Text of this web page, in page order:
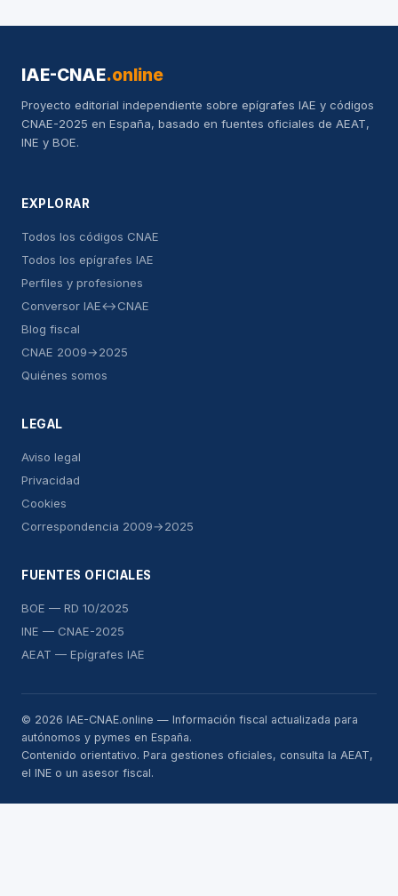
IAE-CNAE.online
Proyecto editorial independiente sobre epígrafes IAE y códigos
CNAE-2025 en España, basado en fuentes oficiales de AEAT,
INE y BOE.
EXPLORAR
Todos los códigos CNAE
Todos los epígrafes IAE
Perfiles y profesiones
Conversor IAE↔CNAE
Blog fiscal
CNAE 2009→2025
Quiénes somos
LEGAL
Aviso legal
Privacidad
Cookies
Correspondencia 2009→2025
FUENTES OFICIALES
BOE — RD 10/2025
INE — CNAE-2025
AEAT — Epígrafes IAE
© 2026 IAE-CNAE.online — Información fiscal actualizada para
autónomos y pymes en España.
Contenido orientativo. Para gestiones oficiales, consulta la AEAT,
el INE o un asesor fiscal.